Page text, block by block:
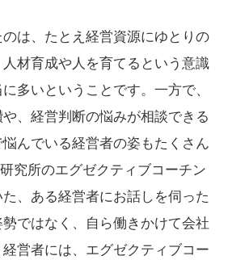
は、たとえ経営資源にゆとりの
材育成や人を育てるという意識
多いということです。一方で、
、経営判断の悩みが相談できる
んでいる経営者の姿もたくさん
究所のエグゼクティブコーチン
、ある経営者にお話しを伺った
ではなく、自ら働きかけて会社
営者には、エグゼクティブコー